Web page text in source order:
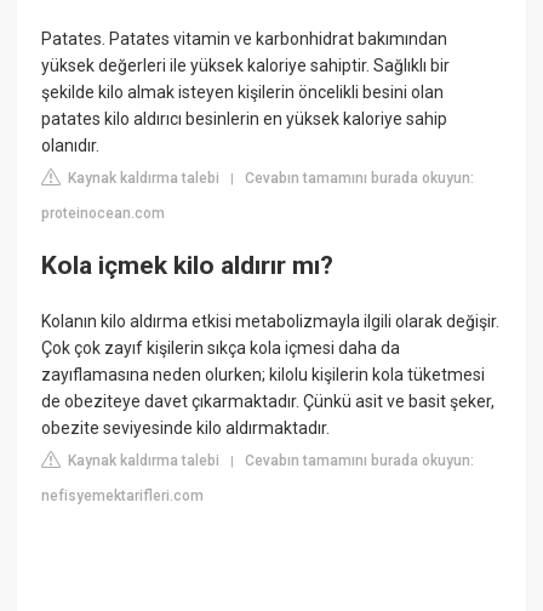
Patates. Patates vitamin ve karbonhidrat bakımından
yüksek değerleri ile yüksek kaloriye sahiptir. Sağlıklı bir
şekilde kilo almak isteyen kişilerin öncelikli besini olan
patates kilo aldırıcı besinlerin en yüksek kaloriye sahip
olanıdır.
Kaynak kaldırma talebi |Cevabın tamamını burada okuyun:
proteinocean.com
Kola içmek kilo aldırır mı?
Kolanın kilo aldırma etkisi metabolizmayla ilgili olarak değişir.
Çok çok zayıf kişilerin sıkça kola içmesi daha da
zayıflamasına neden olurken; kilolu kişilerin kola tüketmesi
de obeziteye davet çıkarmaktadır. Çünkü asit ve basit şeker,
obezite seviyesinde kilo aldırmaktadır.
Kaynak kaldırma talebi |Cevabın tamamını burada okuyun:
nefisyemektarifleri.com